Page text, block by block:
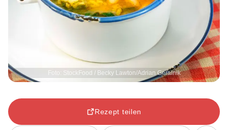
Foto: StockFood / Becky Lawton/Adrian Geralnik
Rezept teilen